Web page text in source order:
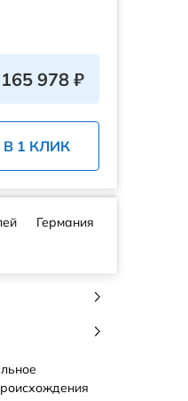
165 978 ₽
1 КЛИК
Германия